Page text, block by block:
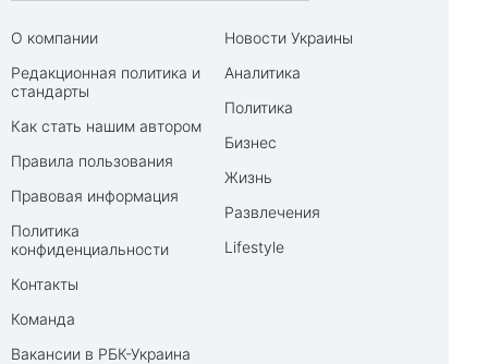
О компании
Редакционная политика и
стандарты
Как стать нашим автором
Правила пользования
Правовая информация
Политика
конфиденциальности
Контакты
Команда
Вакансии в РБК-Украина
Новости Украины
Аналитика
Политика
Бизнес
Жизнь
Развлечения
Lifestyle